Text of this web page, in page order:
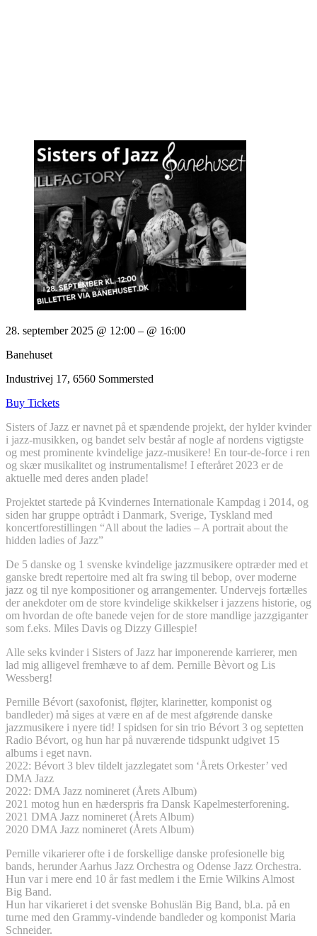
28. september 2025 @ 12:00 – @ 16:00
Banehuset
Industrivej 17, 6560 Sommersted
Buy Tickets
Sisters of Jazz er navnet på et spændende projekt, der hylder kvinder
i jazz-musikken, og bandet selv består af nogle af nordens vigtigste
og mest prominente kvindelige jazz-musikere! En tour-de-force i ren
og skær musikalitet og instrumentalisme! I efteråret 2023 er de
aktuelle med deres anden plade!
Projektet startede på Kvindernes Internationale Kampdag i 2014, og
siden har gruppe optrådt i Danmark, Sverige, Tyskland med
koncertforestillingen “All about the ladies – A portrait about the
hidden ladies of Jazz”
De 5 danske og 1 svenske kvindelige jazzmusikere optræder med et
ganske bredt repertoire med alt fra swing til bebop, over moderne
jazz og til nye kompositioner og arrangementer. Undervejs fortælles
der anekdoter om de store kvindelige skikkelser i jazzens historie, og
om hvordan de ofte banede vejen for de store mandlige jazzgiganter
som f.eks. Miles Davis og Dizzy Gillespie!
Alle seks kvinder i Sisters of Jazz har imponerende karrierer, men
lad mig alligevel fremhæve to af dem. Pernille Bèvort og Lis
Wessberg!
Pernille Bévort (saxofonist, fløjter, klarinetter, komponist og
bandleder) må siges at være en af de mest afgørende danske
jazzmusikere i nyere tid! I spidsen for sin trio Bévort 3 og septetten
Radio Bévort, og hun har på nuværende tidspunkt udgivet 15
albums i eget navn.
2022: Bévort 3 blev tildelt jazzlegatet som ‘Årets Orkester’ ved
DMA Jazz
2022: DMA Jazz nomineret (Årets Album)
2021 motog hun en hæderspris fra Dansk Kapelmesterforening.
2021 DMA Jazz nomineret (Årets Album)
2020 DMA Jazz nomineret (Årets Album)
Pernille vikarierer ofte i de forskellige danske profesionelle big
bands, herunder Aarhus Jazz Orchestra og Odense Jazz Orchestra.
Hun var i mere end 10 år fast medlem i the Ernie Wilkins Almost
Big Band.
Hun har vikarieret i det svenske Bohuslän Big Band, bl.a. på en
turne med den Grammy-vindende bandleder og komponist Maria
Schneider.